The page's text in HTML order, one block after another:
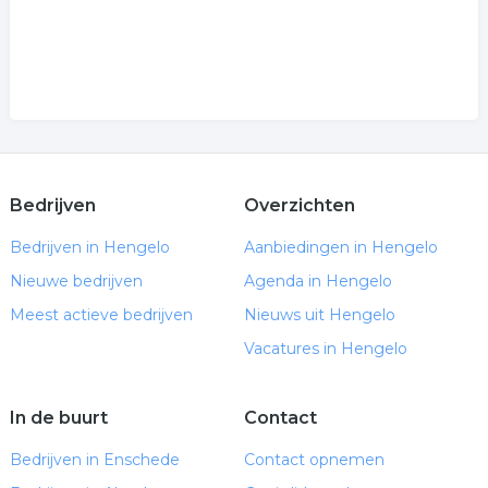
Bedrijven
Bedrijven in Hengelo
Nieuwe bedrijven
Meest actieve bedrijven
Overzichten
Aanbiedingen in Hengelo
Agenda in Hengelo
Nieuws uit Hengelo
Vacatures in Hengelo
In de buurt
Bedrijven in Enschede
Contact
Contact opnemen